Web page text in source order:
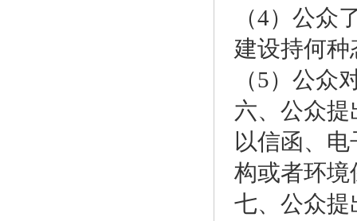
（4）公众
建设持何种
（5）公众
六、公众
以信函、
构或者环
七、公众